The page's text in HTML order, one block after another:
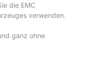
die EMC
verwenden.
ganz ohne